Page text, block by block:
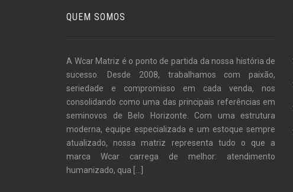
QUEM SOMOS
A Wcar Matriz é o ponto de partida da nossa história de
sucesso. Desde 2008, trabalhamos com paixão,
seriedade e compromisso em cada venda, nos
consolidando como uma das principais referências em
seminovos de Belo Horizonte. Com uma estrutura
moderna, equipe especializada e um estoque sempre
atualizado, nossa matriz representa tudo o que a
marca Wcar carrega de melhor: atendimento
humanizado, qua